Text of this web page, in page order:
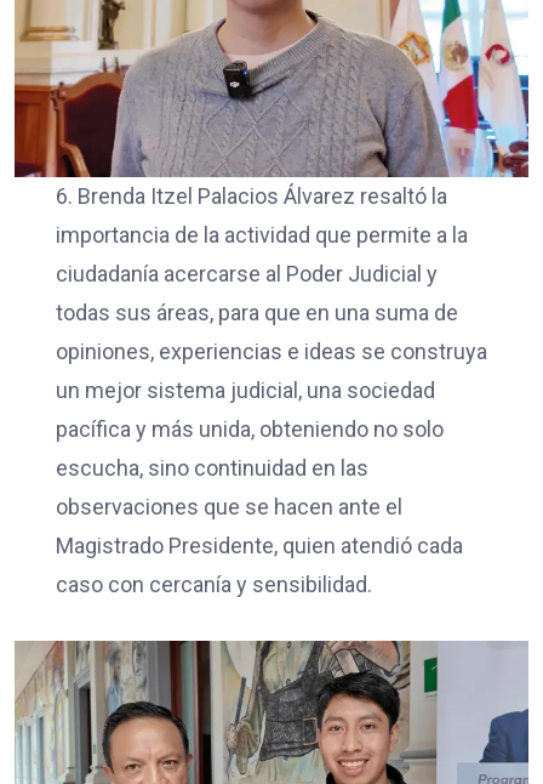
6. Brenda Itzel Palacios Álvarez resaltó la
importancia de la actividad que permite a la
ciudadanía acercarse al Poder Judicial y
todas sus áreas, para que en una suma de
opiniones, experiencias e ideas se construya
un mejor sistema judicial, una sociedad
pacífica y más unida, obteniendo no solo
escucha, sino continuidad en las
observaciones que se hacen ante el
Magistrado Presidente, quien atendió cada
caso con cercanía y sensibilidad.